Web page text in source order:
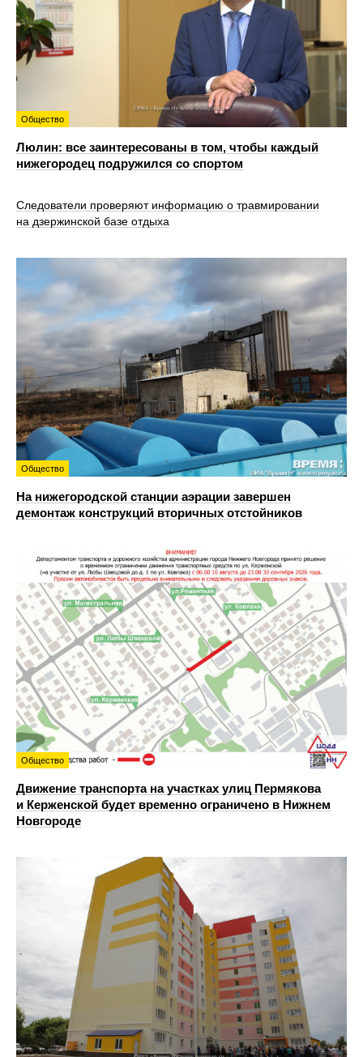
Общество
Люлин: все заинтересованы в том, чтобы каждый
нижегородец подружился со спортом
Следователи проверяют информацию о травмировании
на дзержинской базе отдыха
Общество
На нижегородской станции аэрации завершен
демонтаж конструкций вторичных отстойников
Общество
Движение транспорта на участках улиц Пермякова
и Керженской будет временно ограничено в Нижнем
Новгороде